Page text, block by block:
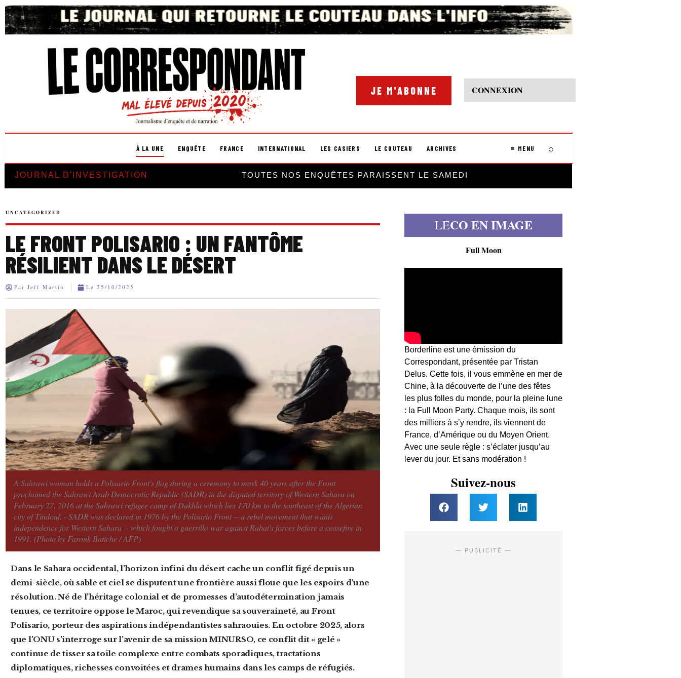
JE M'ABONNE CONNEXION
À LA UNE ENQUÊTE FRANCE INTERNATIONAL LES CASIERS LE COUTEAU ARCHIVES ≡ MENU ⌕
JOURNAL D'INVESTIGATION TOUTES NOS ENQUÊTES PARAISSENT LE SAMEDI
UNCATEGORIZED
LE FRONT POLISARIO : UN FANTÔME
RÉSILIENT DANS LE DÉSERT
Par Jeff Martin Le 25/10/2025
A Sahrawi woman holds a Polisario Front's flag during a ceremony to mark 40 years after the Front
proclaimed the Sahrawi Arab Democratic Republic (SADR) in the disputed territory of Western Sahara on
February 27, 2016 at the Sahrawi refugee camp of Dakhla which lies 170 km to the southeast of the Algerian
city of Tindouf. - SADR was declared in 1976 by the Polisario Front -- a rebel movement that wants
independence for Western Sahara -- which fought a guerrilla war against Rabat's forces before a ceasefire in
1991. (Photo by Farouk Batiche / AFP)
Dans le Sahara occidental, l’horizon infini du désert cache un conflit figé depuis un
demi-siècle, où sable et ciel se disputent une frontière aussi floue que les espoirs d’une
résolution. Né de l’héritage colonial et de promesses d’autodétermination jamais
tenues, ce territoire oppose le Maroc, qui revendique sa souveraineté, au Front
Polisario, porteur des aspirations indépendantistes sahraouies. En octobre 2025, alors
que l’ONU s’interroge sur l’avenir de sa mission MINURSO, ce conflit dit « gelé »
continue de tisser sa toile complexe entre combats sporadiques, tractations
diplomatiques, richesses convoitées et drames humains dans les camps de réfugiés.
LECO EN IMAGE
Full Moon
Borderline est une émission du
Correspondant, présentée par Tristan
Delus. Cette fois, il vous emmène en mer de
Chine, à la découverte de l’une des fêtes
les plus folles du monde, pour la pleine lune
: la Full Moon Party. Chaque mois, ils sont
des milliers à s’y rendre, ils viennent de
France, d’Amérique ou du Moyen Orient.
Avec une seule règle : s’éclater jusqu’au
lever du jour. Et sans modération !
Suivez-nous
— PUBLICITÉ —